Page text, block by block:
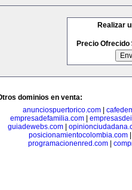
Realizar
Precio Ofrecido
dominios en venta:
anunciospuertorico.com|
empresadefamilia.com
guiadewebs.com
posicionamientocolombia.com|
programacionenred.com